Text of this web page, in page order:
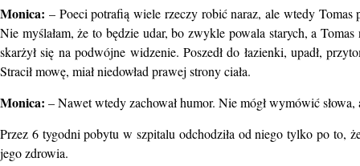
Monica: – Poeci potrafią wiele rzeczy robić naraz, ale wtedy Tomas
Nie myślałam, że to będzie udar, bo zwykle powala starych, a
skarżył się na podwójne widzenie. Poszedł do łazienki, upadł,
Stracił mowę, miał niedowład prawej strony ciała.
Monica: – Nawet wtedy zachował humor. Nie mógł wymówić
Przez 6 tygodni pobytu w szpitalu odchodziła od niego tylko po to,
jego zdrowia.